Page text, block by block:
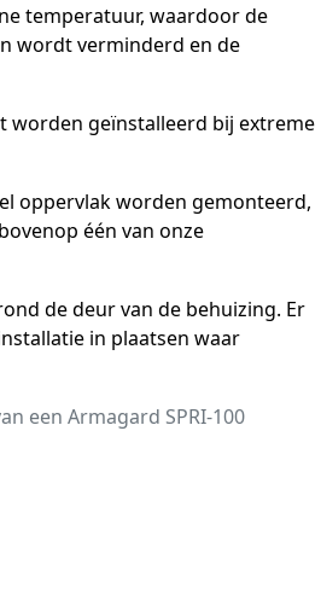
een Armagard SPRI-100
temperatuur, waardoor de
wordt verminderd en de
worden geïnstalleerd bij extreme
oppervlak worden gemonteerd,
één van onze
de deur van de behuizing. Er
in plaatsen waar